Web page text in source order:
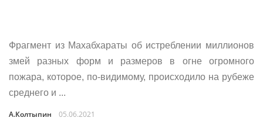
Фрагмент из Махабхараты об истреблении миллионов
змей разных форм и размеров в огне огромного
пожара, которое, по-видимому, происходило на рубеже
среднего и ...
А.Колтыпин 05.06.2021